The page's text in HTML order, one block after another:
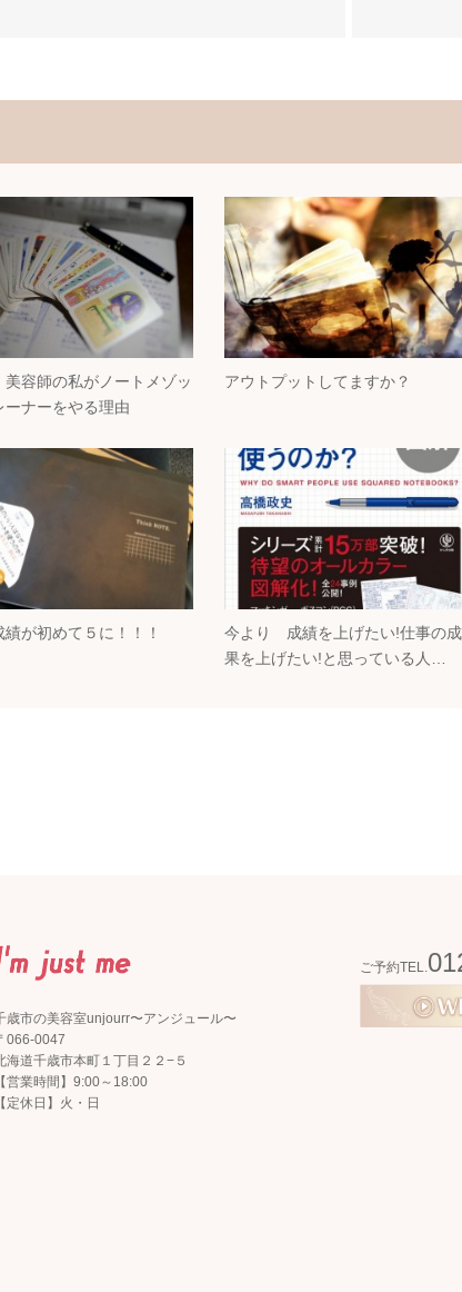
容師の私がノートメゾッ
ーナーをやる理由
アウトプットしてますか？
績が初めて５に！！！
今より 成績を上げたい!仕事の成
果を上げたい!と思っている人…
歳市の美容室unjourr〜アンジュール〜
066-0047
海道千歳市本町１丁目２２−５
【営業時間】9:00～18:00
【定休日】火・日
ご予約TEL.